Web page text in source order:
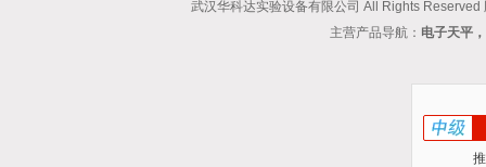
武汉华科达实验设备有限公司 All Rights Reserved
主营产品导航： 电子天平